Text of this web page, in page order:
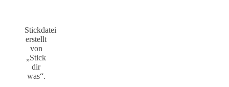
Stickdatei
erstellt
von
„Stick
dir
was“.